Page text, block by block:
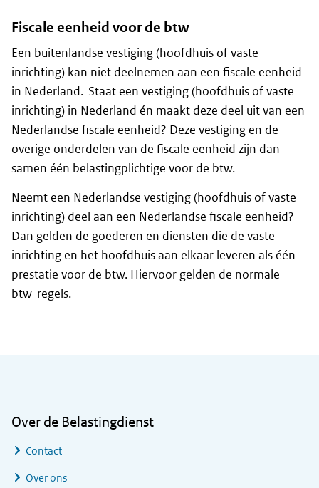
Fiscale eenheid voor de btw
Een buitenlandse vestiging (hoofdhuis of vaste
inrichting) kan niet deelnemen aan een fiscale eenheid
in Nederland. Staat een vestiging (hoofdhuis of vaste
inrichting) in Nederland én maakt deze deel uit van een
Nederlandse fiscale eenheid? Deze vestiging en de
overige onderdelen van de fiscale eenheid zijn dan
samen één belastingplichtige voor de btw.
Neemt een Nederlandse vestiging (hoofdhuis of vaste
inrichting) deel aan een Nederlandse fiscale eenheid?
Dan gelden de goederen en diensten die de vaste
inrichting en het hoofdhuis aan elkaar leveren als één
prestatie voor de btw. Hiervoor gelden de normale
btw-regels.
Over de Belastingdienst
Contact
Over ons